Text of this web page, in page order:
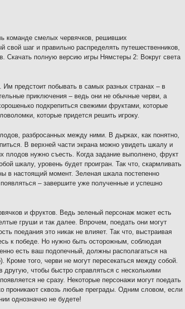
команде смелых червячков, решивших
шаг и правильно распределять путешественников,
Скачать полную версию игры Нямстеры 2: Вокруг света
предстоит побывать в самых разных странах – в
приключения – ведь они не обычные черви, а
подкрепиться свежими фруктами, которые
которые придется решить игроку.
разбросанных между ними. В дырках, как понятно,
В верхней части экрана можно увидеть шкалу и
нужно съесть. Когда задание выполнено, фрукт
шкалу, уровень будет проигран. Так что, скармливать
в настоящий момент. Зеленая шкала постепенно
– завершите уже полученные и успешно
и фруктов. Ведь зеленый персонаж может есть
груши и так далее. Впрочем, поедать они могут
поедания это никак не влияет. Так что, выстраивая
к победе. Но нужно быть осторожным, соблюдая
есть ваш подопечный, должны располагаться на
Кроме того, черви не могут пересекаться между собой.
чтобы быстро справляться с несколькими
не сразу. Некоторые персонажи могут поедать
проникают сквозь любые преграды. Одним словом, если
однозначно не будете!